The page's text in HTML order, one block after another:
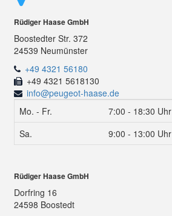
Rüdiger Haase GmbH
Boostedter Str. 372
24539 Neumünster
+49 4321 56180
+49 4321 5618130
info@peugeot-haase.de
Mo. - Fr.
7:00 - 18:30 Uhr
Sa.
9:00 - 13:00 Uhr
Rüdiger Haase GmbH
Dorfring 16
24598 Boostedt